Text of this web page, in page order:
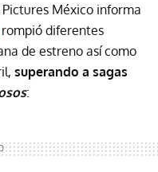
México informa
rompió diferentes
de estreno así como
superando a sagas
: